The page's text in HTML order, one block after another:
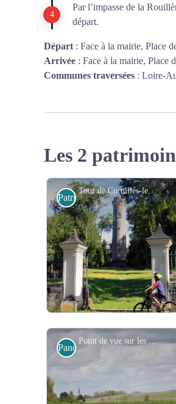
Par l’impasse de la
départ.
Départ : Face à la mairie, Place
Arrivée : Face à la mairie, Place
Communes traversées : Loire-
Les 2
Tour de Cornillés-les-Caves - CCAS
Voir l'image
Patrimoine et histoire
Point de vue sur les coteaux - Yves POSTEC
Panoramas et point de vue